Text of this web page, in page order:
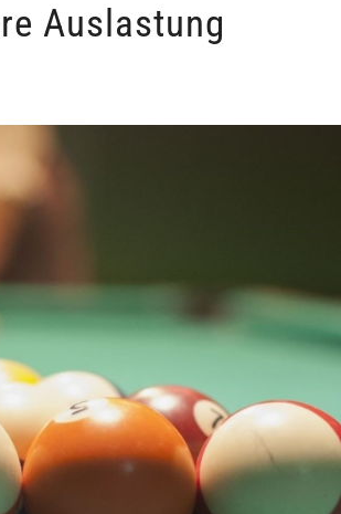
Auslastung